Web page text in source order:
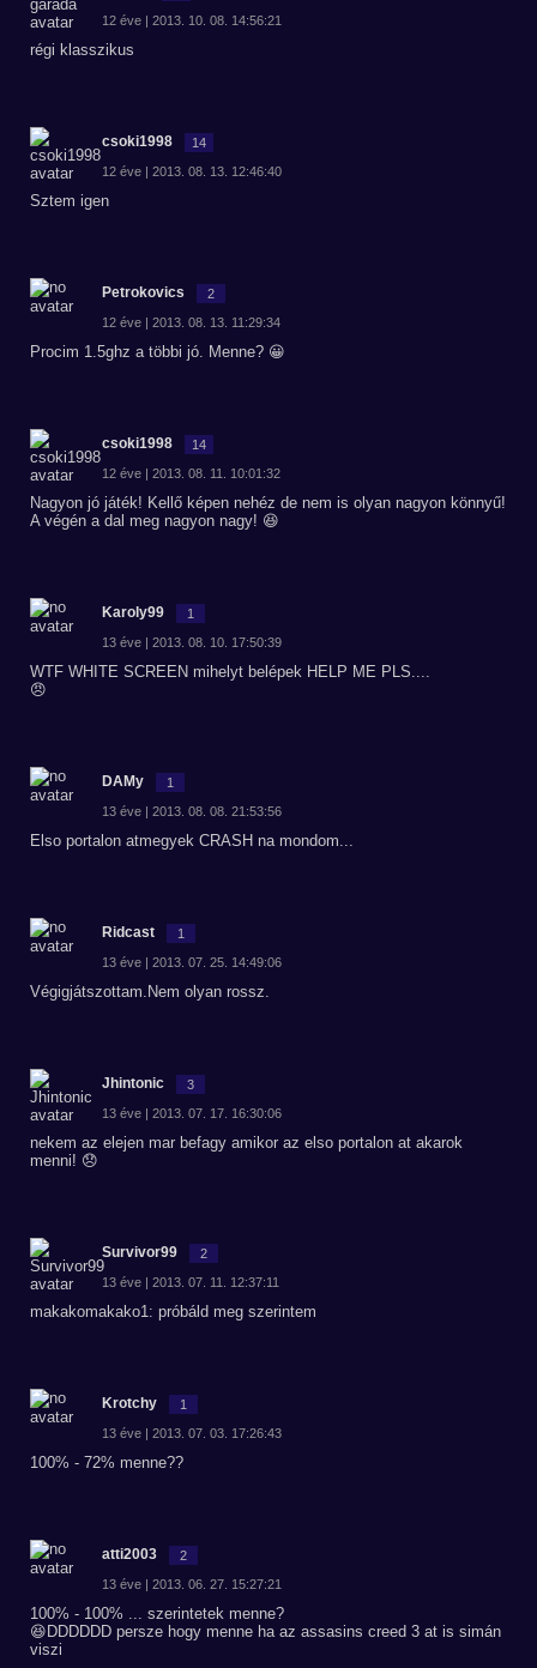
12 éve | 2013. 10. 08. 14:56:21
régi klasszikus
csoki1998 14
12 éve | 2013. 08. 13. 12:46:40
Sztem igen
Petrokovics 2
12 éve | 2013. 08. 13. 11:29:34
Procim 1.5ghz a többi jó. Menne? 😀
csoki1998 14
12 éve | 2013. 08. 11. 10:01:32
Nagyon jó játék! Kellő képen nehéz de nem is olyan nagyon könnyű!
A végén a dal meg nagyon nagy! 😆
Karoly99 1
13 éve | 2013. 08. 10. 17:50:39
WTF WHITE SCREEN mihelyt belépek HELP ME PLS....
😠
DAMy 1
13 éve | 2013. 08. 08. 21:53:56
Elso portalon atmegyek CRASH na mondom...
Ridcast 1
13 éve | 2013. 07. 25. 14:49:06
Végigjátszottam.Nem olyan rossz.
Jhintonic 3
13 éve | 2013. 07. 17. 16:30:06
nekem az elejen mar befagy amikor az elso portalon at akarok
menni! 😞
Survivor99 2
13 éve | 2013. 07. 11. 12:37:11
makakomakako1: próbáld meg szerintem
Krotchy 1
13 éve | 2013. 07. 03. 17:26:43
100% - 72% menne??
atti2003 2
13 éve | 2013. 06. 27. 15:27:21
100% - 100% ... szerintetek menne?
😆DDDDDD persze hogy menne ha az assasins creed 3 at is simán
viszi